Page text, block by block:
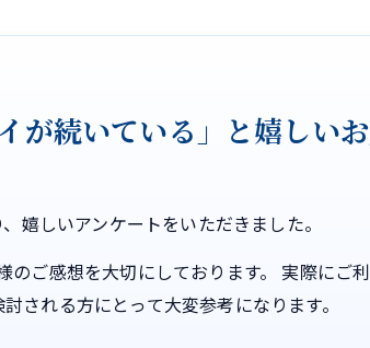
が続いている」と嬉しい
嬉しいアンケートをいただきました。
ご感想を大切にしております。 実際にご
される方にとって大変参考になります。